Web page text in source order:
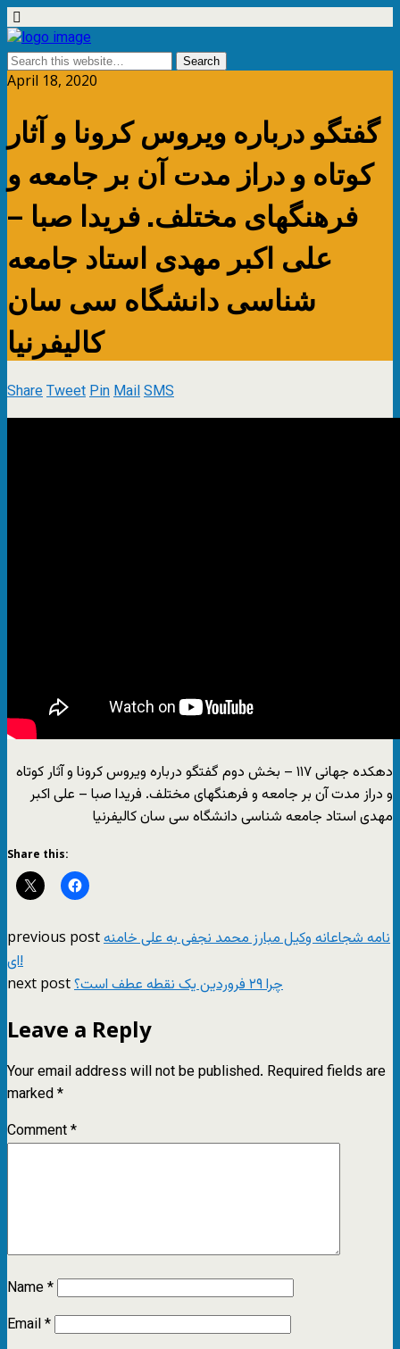
April 18, 2020
گفتگو درباره ویروس کرونا و آثار
کوتاه و دراز مدت آن بر جامعه و
فرهنگهای مختلف. فریدا صبا –
علی اکبر مهدی استاد جامعه
شناسی دانشگاه سی سان
کالیفرنیا
ShareTweetPinMailSMS
دهکده جهانی ۱۱۷ – بخش دوم گفتگو درباره ویروس کرونا و آثار کوتاه
و دراز مدت آن بر جامعه و فرهنگهای مختلف. فریدا صبا – علی اکبر
مهدی استاد جامعه شناسی دانشگاه سی سان کالیفرنیا
Share this:
previous postنامه شجاعانه وکیل مبارز محمد نجفی به علی خامنه
ای!
next post چرا ۲۹ فروردین یک نقطه عطف است؟
Leave a Reply
Your email address will not be published. Required fields are
marked*
Comment*
Name*
Email*